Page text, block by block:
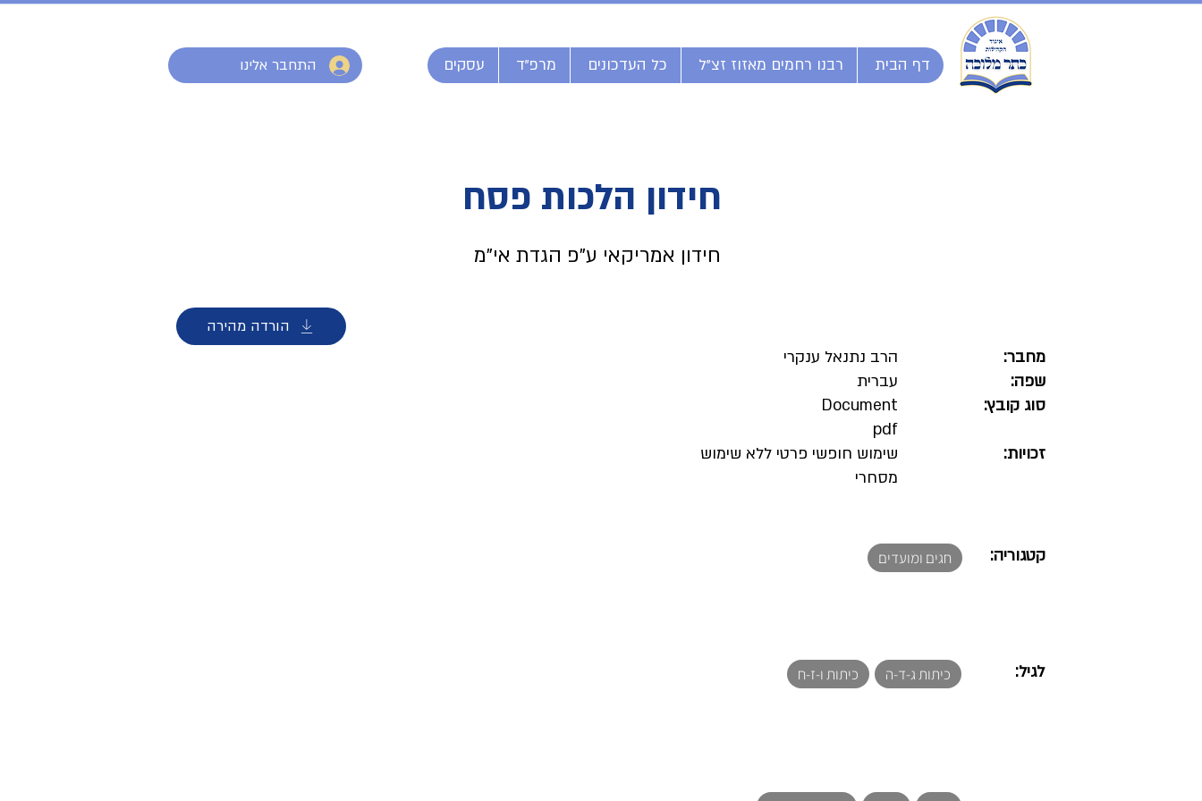
התחבר אלינו דף הבית רבנו רחמים מאזוז זצ"ל כל העדכונים מרפ"ד עסקים
חידון הלכות פסח
הרב נתנאל ענקרי
מחבר:
עברית
שפה:
Document
pdf
סוג קובץ:
זכויות:
שימוש חופשי פרטי ללא שימוש
מסחרי
חגים ומועדים קטגוריה:
כיתות ג-ד-ה כיתות ו-ז-ח לגיל:
חידון אמריקאי ע"פ הגדת אי"מ
הורדה מהירה